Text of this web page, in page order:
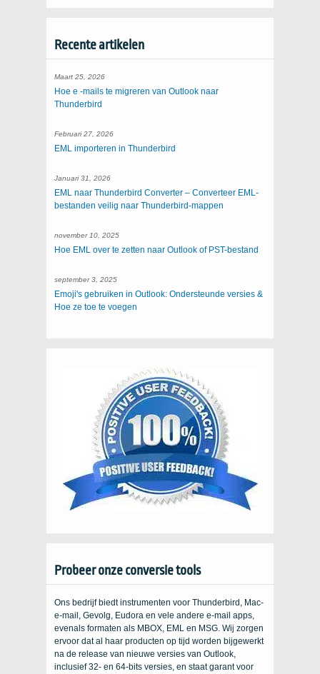
Recente artikelen
Maart 25, 2026
Hoe e -mails te migreren van Outlook naar
Thunderbird
Februari 27, 2026
EML importeren in Thunderbird
Januari 31, 2026
EML naar Thunderbird Converter – Converteer EML-
bestanden veilig naar Thunderbird-mappen
november 10, 2025
Hoe EML over te zetten naar Outlook of PST-bestand
september 3, 2025
Emoji's gebruiken in Outlook: Ondersteunde versies &
Hoe ze toe te voegen
Probeer onze conversie tools
Ons bedrijf biedt instrumenten voor Thunderbird, Mac-
e-mail, Gevolg, Eudora en vele andere e-mail apps,
evenals formaten als MBOX, EML en MSG. Wij zorgen
ervoor dat al haar producten op tijd worden bijgewerkt
na de release van nieuwe versies van Outlook,
inclusief 32- en 64-bits versies, en staat garant voor